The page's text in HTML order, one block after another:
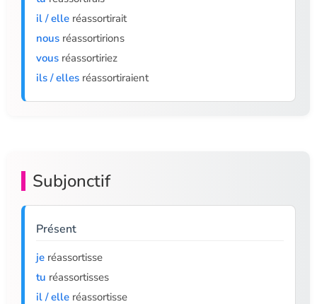
il / elle réassortirait
nous réassortirions
vous réassortiriez
ils / elles réassortiraient
Subjonctif
Présent
je réassortisse
tu réassortisses
il / elle réassortisse